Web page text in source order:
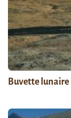
Buvette lunaire